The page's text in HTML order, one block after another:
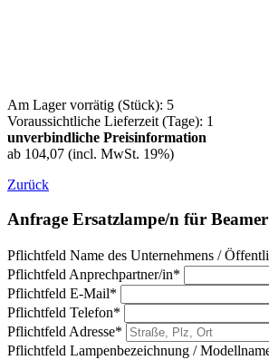
Am Lager vorrätig (Stück): 5
Voraussichtliche Lieferzeit (Tage): 1
unverbindliche Preisinformation
ab 104,07 (incl. MwSt. 19%)
Zurück
Anfrage Ersatzlampe/n für
Pflichtfeld Name des Unternehmens /
Pflichtfeld Anprechpartner/in*
Pflichtfeld E-Mail*
Pflichtfeld Telefon*
Pflichtfeld Adresse*
Pflichtfeld Lampenbezeichnung /